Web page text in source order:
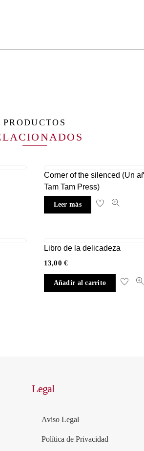
PRODUCTOS
Corner of the silenced (Un
Tam Tam Press)
Leer más
Libro de la delicadeza
13,00€
Añadir al carrito
Legal
Aviso Legal
Política de Privacidad